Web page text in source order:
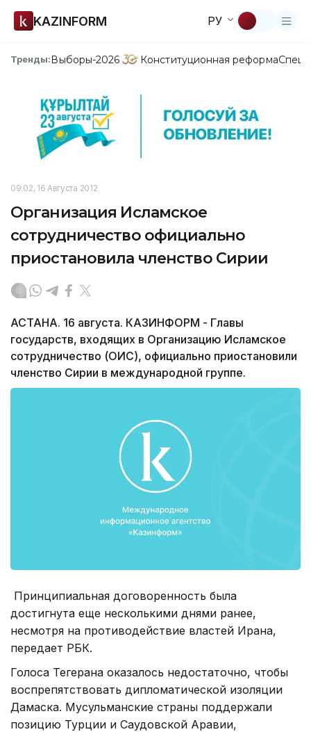
KAZINFORM РУ
Тренды:Выборы-2026 Конституционная реформа
09:02, 16 Августа 2012
Организация Исламское
сотрудничество официально
приостановила членство Сирии
АСТАНА. 16 августа. КАЗИНФОРМ - Главы
государств, входящих в Организацию Исламское
сотрудничество (ОИС), официально приостановили
членство Сирии в международной группе.
Принципиальная договоренность была
достигнута еще несколькими днями ранее,
несмотря на противодействие властей Ирана,
передает РБК.
Голоса Тегерана оказалось недостаточно, чтобы
воспрепятствовать дипломатической изоляции
Дамаска. Мусульманские страны поддержали
позицию Турции и Саудовской Аравии,